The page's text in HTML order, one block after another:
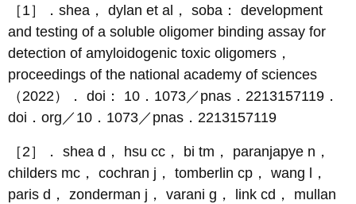
［1］．shea， dylan et al， soba： development
and testing of a soluble oligomer binding assay for
detection of amyloidogenic toxic oligomers，
proceedings of the national academy of sciences
（2022）． doi： 10．1073／pnas．2213157119．
doi．org／10．1073／pnas．2213157119
［2］． shea d， hsu cc， bi tm， paranjapye n，
childers mc， cochran j， tomberlin cp， wang l，
paris d， zonderman j， varani g， link cd， mullan